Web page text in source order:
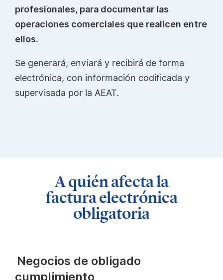
profesionales, para documentar las
operaciones comerciales que realicen entre
ellos.
Se generará, enviará y recibirá de forma
electrónica, con información codificada y
supervisada por la AEAT.
A quién afecta la
factura electrónica
obligatoria
Negocios de obligado
cumplimiento